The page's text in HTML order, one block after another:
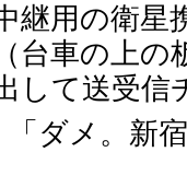
継用の衛星
（台車の上
して送受信
「ダメ。新